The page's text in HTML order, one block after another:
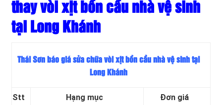
thay vòi xịt bồn cầu nhà vệ sinh
tại Long Khánh
Thái Sơn báo giá sửa chữa vòi xịt bồn cầu nhà vệ sinh tại
Long Khánh
Stt Hạng mục Đơn giá